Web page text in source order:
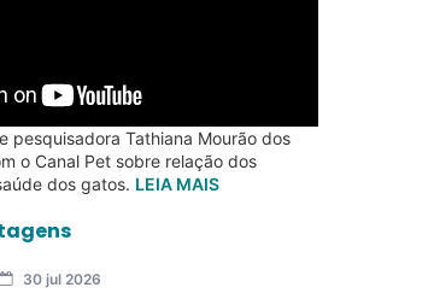
pesquisadora Tathiana Mourão dos
o Canal Pet sobre relação dos
dos gatos. LEIA MAIS
30 jul 2026